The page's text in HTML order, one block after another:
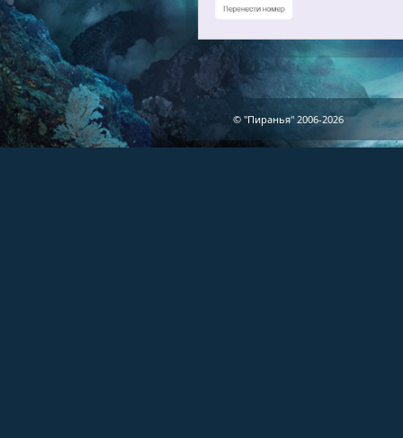
© "Пиранья" 2006-2026